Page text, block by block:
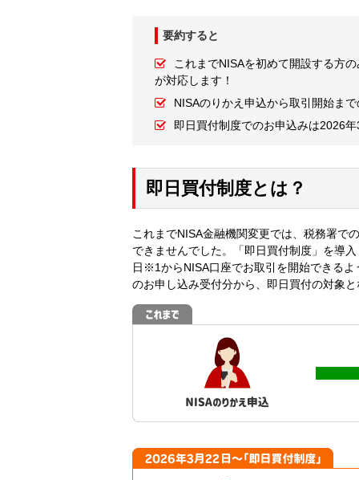
要約すると
これまでNISAを初めて開設する方
が対応します！
NISAのりかえ申込から取引開始ま
即日買付制度でのお申込みは2026
即日買付制度とは？
これまでNISA金融機関変更では、税務署で
できませんでした。「即日買付制度」を導
日※1からNISA口座でお取引を開始できる
のお申し込み受付分から、即日買付の対象